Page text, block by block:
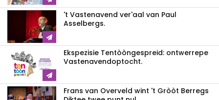
't Vastenavend ver'aal van Paul
Asselbergs.
Ekspezisie Tentòòngespreid: ontwerrepe
Vastenavendoptocht.
Frans van Overveld wint 't Gròòt Berregs